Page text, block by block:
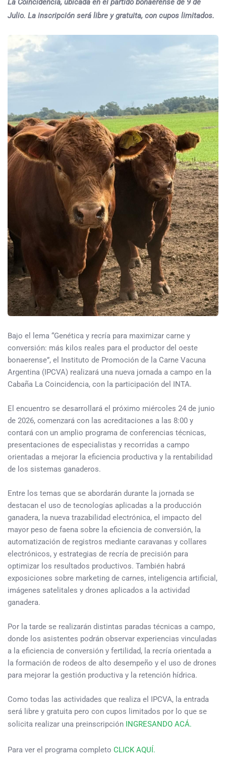
La Coincidencia, ubicada en el partido bonaerense de 9 de
Julio. La inscripción será libre y gratuita, con cupos limitados.
Bajo el lema “Genética y recría para maximizar carne y
conversión: más kilos reales para el productor del oeste
bonaerense”, el Instituto de Promoción de la Carne Vacuna
Argentina (IPCVA) realizará una nueva jornada a campo en la
Cabaña La Coincidencia, con la participación del INTA.
El encuentro se desarrollará el próximo miércoles 24 de junio
de 2026, comenzará con las acreditaciones a las 8:00 y
contará con un amplio programa de conferencias técnicas,
presentaciones de especialistas y recorridas a campo
orientadas a mejorar la eficiencia productiva y la rentabilidad
de los sistemas ganaderos.
Entre los temas que se abordarán durante la jornada se
destacan el uso de tecnologías aplicadas a la producción
ganadera, la nueva trazabilidad electrónica, el impacto del
mayor peso de faena sobre la eficiencia de conversión, la
automatización de registros mediante caravanas y collares
electrónicos, y estrategias de recría de precisión para
optimizar los resultados productivos. También habrá
exposiciones sobre marketing de carnes, inteligencia artificial,
imágenes satelitales y drones aplicados a la actividad
ganadera.
Por la tarde se realizarán distintas paradas técnicas a campo,
donde los asistentes podrán observar experiencias vinculadas
a la eficiencia de conversión y fertilidad, la recría orientada a
la formación de rodeos de alto desempeño y el uso de drones
para mejorar la gestión productiva y la retención hídrica.
Como todas las actividades que realiza el IPCVA, la entrada
será libre y gratuita pero con cupos limitados por lo que se
solicita realizar una preinscripción INGRESANDO ACÁ.
Para ver el programa completo CLICK AQUÍ.